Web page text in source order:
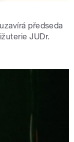
předseda
JUDr.